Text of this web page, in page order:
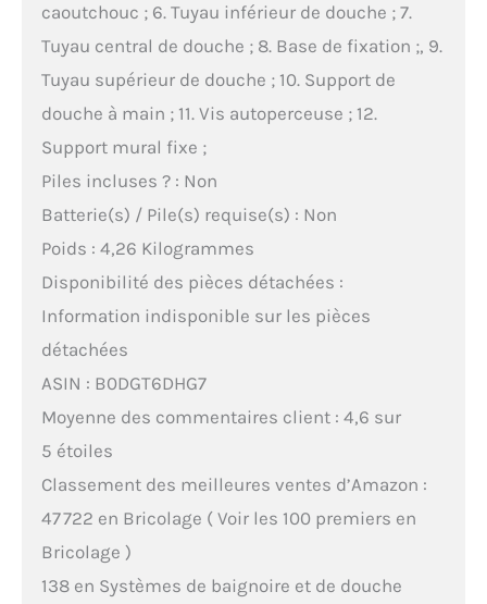
caoutchouc ; 6. Tuyau inférieur de douche ; 7.
Tuyau central de douche ; 8. Base de fixation ;, 9.
Tuyau supérieur de douche ; 10. Support de
douche à main ; 11. Vis autoperceuse ; 12.
Support mural fixe ;
Piles incluses ? : Non
Batterie(s) / Pile(s) requise(s) : Non
Poids : 4,26 Kilogrammes
Disponibilité des pièces détachées :
Information indisponible sur les pièces
détachées
ASIN : B0DGT6DHG7
Moyenne des commentaires client : 4,6 sur
5 étoiles
Classement des meilleures ventes d’Amazon :
47 722 en Bricolage ( Voir les 100 premiers en
Bricolage )
138 en Systèmes de baignoire et de douche